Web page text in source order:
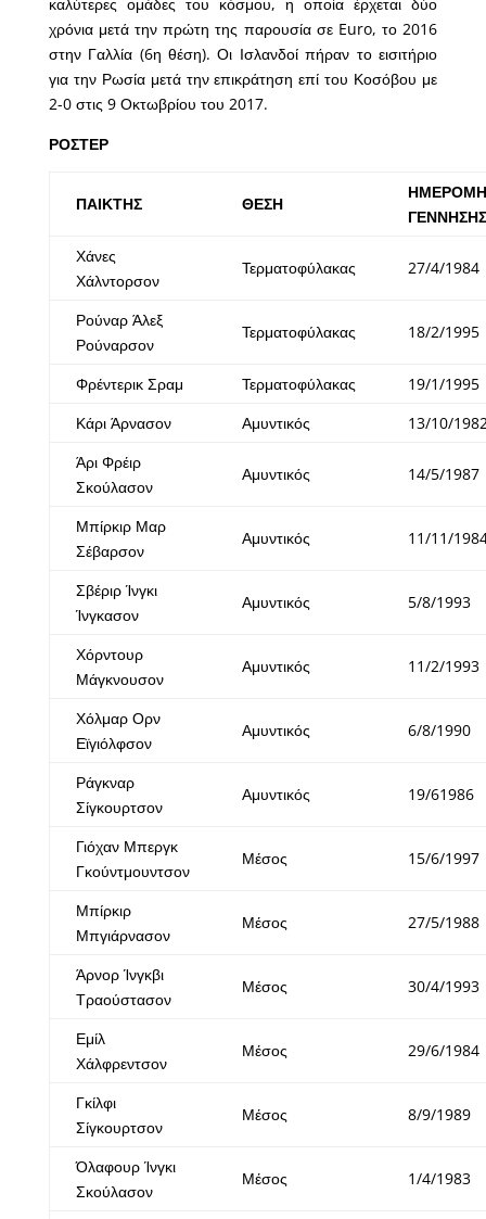
καλύτερες ομάδες του κόσμου, η οποία έρχεται δύο
χρόνια μετά την πρώτη της παρουσία σε Euro, το 2016
στην Γαλλία (6η θέση). Οι Ισλανδοί πήραν το εισιτήριο
για την Ρωσία μετά την επικράτηση επί του Κοσόβου με
2-0 στις 9 Οκτωβρίου του 2017.
ΡΟΣΤΕΡ
ΠΑΙΚΤΗΣ ΘΕΣΗ
ΓΕΝΝΗΣΗΣ
Χάνες
Χάλντορσον
Τερματοφύλακας 27/4/1984
Ρούναρ Άλεξ
Ρούναρσον
Τερματοφύλακας 18/2/1995
Φρέντερικ Σραμ Τερματοφύλακας
19/1/1995
Κάρι Άρνασον
Αμυντικός
13/10/
Άρι Φρέιρ
Σκούλασον
Αμυντικός 14/5/1987
Μπίρκιρ Μαρ
Σέβαρσον
Αμυντικός 11/11/
Σβέριρ Ίνγκι
Ίνγκασον
Αμυντικός 5/8/1993
Χόρντουρ
Μάγκνουσον
Αμυντικός 11/2/1993
Χόλμαρ Ορν
Εϊγιόλφσον
Αμυντικός 6/8/1990
Ράγκναρ
Σίγκουρτσον
Αμυντικός 19/61986
Γιόχαν Μπεργκ
Γκούντμουντσον
Μέσος 15/6/1997
Μπίρκιρ
Μπγιάρνασον
Μέσος 27/5/1988
Άρνορ Ίνγκβι
Τραούστασον
Μέσος 30/4/1993
Εμίλ
Χάλφρεντσον
Μέσος 29/6/1984
Γκίλφι
Σίγκουρτσον
Μέσος 8/9/1989
Όλαφουρ Ίνγκι
Σκούλασον
Μέσος 1/4/1983